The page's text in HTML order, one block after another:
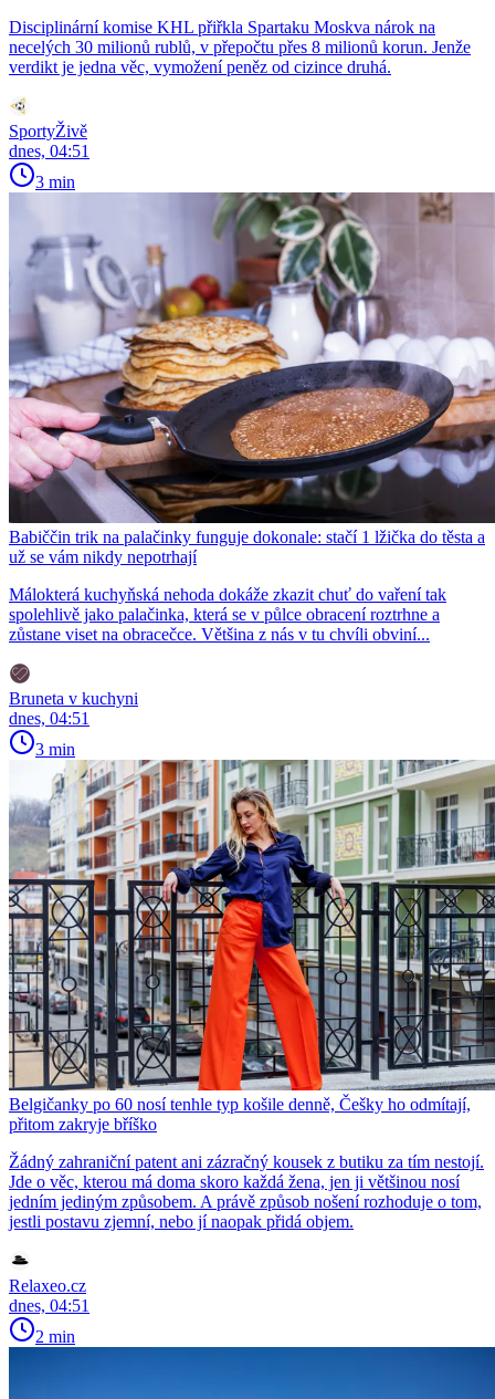
Disciplinární komise KHL přiřkla Spartaku Moskva nárok na
necelých 30 milionů rublů, v přepočtu přes 8 milionů korun. Jenže
verdikt je jedna věc, vymožení peněz od cizince druhá.
SportyŽivě
dnes, 04:51
3 min
Babiččin trik na palačinky funguje dokonale: stačí 1 lžička do těsta a
už se vám nikdy nepotrhají
Málokterá kuchyňská nehoda dokáže zkazit chuť do vaření tak
spolehlivě jako palačinka, která se v půlce obracení roztrhne a
zůstane viset na obracečce. Většina z nás v tu chvíli obviní...
Bruneta v kuchyni
dnes, 04:51
3 min
Belgičanky po 60 nosí tenhle typ košile denně, Češky ho odmítají,
přitom zakryje bříško
Žádný zahraniční patent ani zázračný kousek z butiku za tím nestojí.
Jde o věc, kterou má doma skoro každá žena, jen ji většinou nosí
jedním jediným způsobem. A právě způsob nošení rozhoduje o tom,
jestli postavu zjemní, nebo jí naopak přidá objem.
Relaxeo.cz
dnes, 04:51
2 min